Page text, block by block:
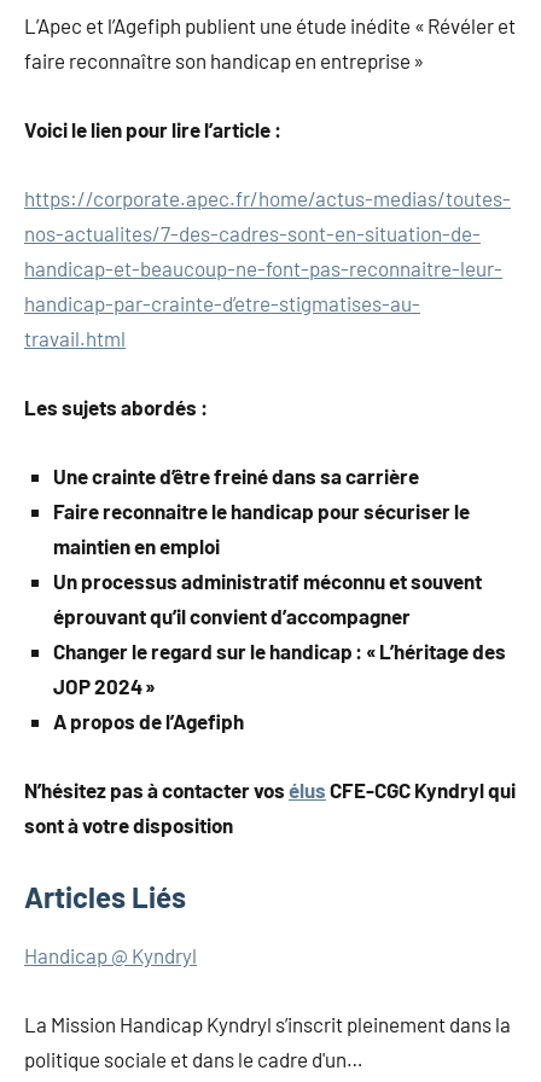
L’Apec et l’Agefiph publient une étude inédite « Révéler et
faire reconnaître son handicap en entreprise »
Voici le lien pour lire l’article :
https://corporate.apec.fr/home/actus-medias/toutes-
nos-actualites/7-des-cadres-sont-en-situation-de-
handicap-et-beaucoup-ne-font-pas-reconnaitre-leur-
handicap-par-crainte-d’etre-stigmatises-au-
travail.html
Les sujets abordés :
Une crainte d’être freiné dans sa carrière
Faire reconnaitre le handicap pour sécuriser le
maintien en emploi
Un processus administratif méconnu et souvent
éprouvant qu’il convient d’accompagner
Changer le regard sur le handicap : « L’héritage des
JOP 2024 »
A propos de l’Agefiph
N’hésitez pas à contacter vos élus CFE-CGC Kyndryl qui
sont à votre disposition
Articles Liés
Handicap @ Kyndryl
La Mission Handicap Kyndryl s’inscrit pleinement dans la
politique sociale et dans le cadre d'un…
Navigation
de
l’article